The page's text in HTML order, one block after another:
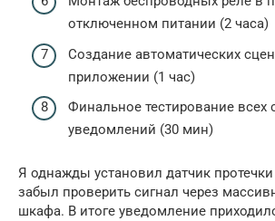
отключенном питании (2 часа)
Создание автоматических
приложении (1 час)
Финальное тестирование всех
уведомлений (30 мин)
Я однажды установил датчик
забыл проверить сигнал через
шкафа. В итоге уведомление